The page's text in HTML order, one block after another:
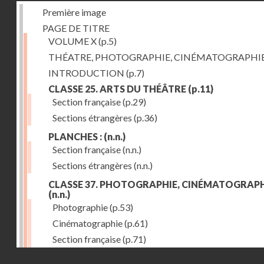
Première image
PAGE DE TITRE
VOLUME X(p.5)
THÉATRE, PHOTOGRAPHIE,
INTRODUCTION (p.7)
CLASSE 25. ARTS DU THÉÂTRE (p.11)
Section française(p.29)
Sections étrangères (p.36)
PLANCHES : (n.n.)
Section française(n.n.)
Sections étrangères (n.n.)
CLASSE 37. PHOTOGRAPHIE,
(n.n.)
Photographie(p.53)
Cinématographie(p.61)
Section française(p.71)